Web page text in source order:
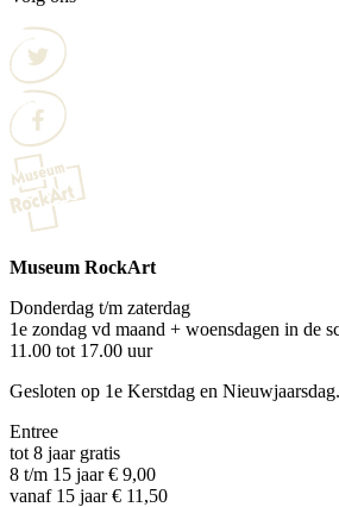
Museum RockArt
Donderdag t/m zaterdag
1e zondag vd maand + woensdagen in de
11.00 tot 17.00 uur
Gesloten op 1e Kerstdag en Nieuwjaarsdag.
Entree
tot 8 jaar gratis
8 t/m 15 jaar € 9,00
vanaf 15 jaar € 11,50